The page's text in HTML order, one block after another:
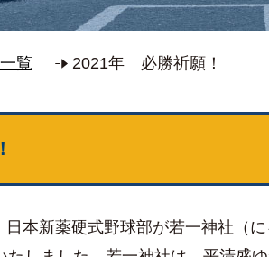
覧 2021年 必勝祈願！
本新薬硬式野球部が若一神社（